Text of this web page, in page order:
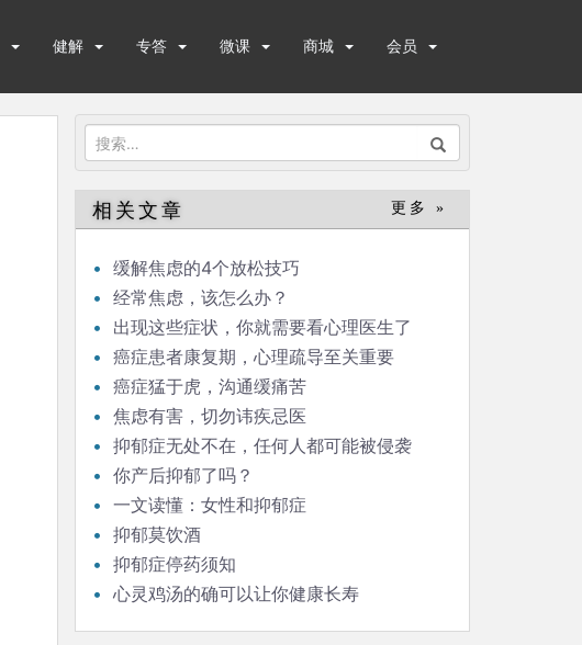
健解 专答 微课 商城 会员
搜
索：
相关文章 更多 »
缓解焦虑的4个放松技巧
经常焦虑，该怎么办？
出现这些症状，你就需要看心理医生了
癌症患者康复期，心理疏导至关重要
癌症猛于虎，沟通缓痛苦
焦虑有害，切勿讳疾忌医
抑郁症无处不在，任何人都可能被侵袭
你产后抑郁了吗？
一文读懂：女性和抑郁症
抑郁莫饮酒
抑郁症停药须知
心灵鸡汤的确可以让你健康长寿